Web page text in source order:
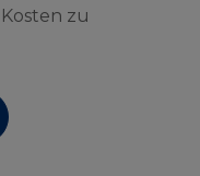
zu